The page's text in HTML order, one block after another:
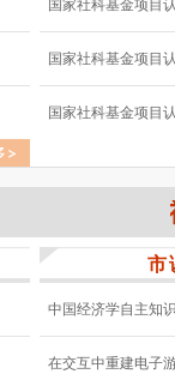
国家社科基金项目
国家社科基金项目
国家社科基金项目
市
中国经济学自主知
在交互中重建电子